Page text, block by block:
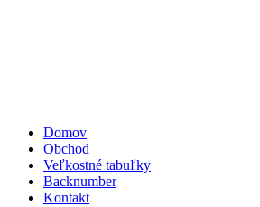
Domov
Obchod
Veľkostné tabuľky
Backnumber
Kontakt